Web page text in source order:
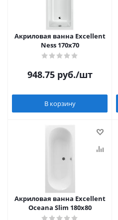
Акриловая ванна Excellent
Ness 170x70
948.75руб./шт
В корзину
Акриловая ванна Excellent
Oceana Slim 180x80